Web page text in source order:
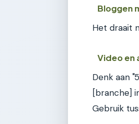
Bloggen
Het draait
Video en
Denk aan
[branche]
Gebruik